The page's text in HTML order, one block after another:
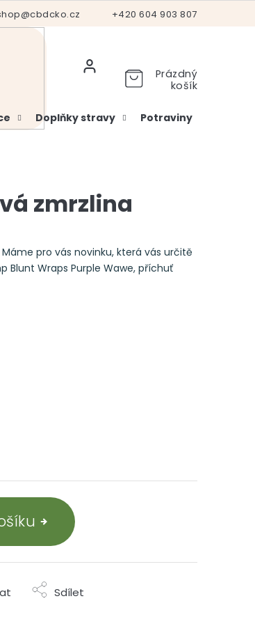
+420 604 903 807
obchodu Vrácení a reklamace
Prázdný
košík
Doplňky stravy Potraviny
zmrzlina
pro vás novinku, která vás určitě
Blunt Wraps Purple Wawe, příchuť
Sdílet